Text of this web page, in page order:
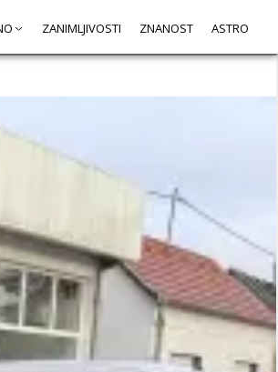
ZANIMLJIVOSTI ZNANOST ASTRO